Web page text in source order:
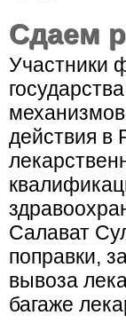
Сдаем
Участники
действия в
Салават
поправки,
вывоза
багаже